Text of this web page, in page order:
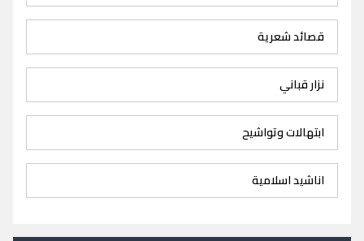
قصائد شعرية
نزار قباني
ابتهالات وتواشيح
اناشيد اسلامية